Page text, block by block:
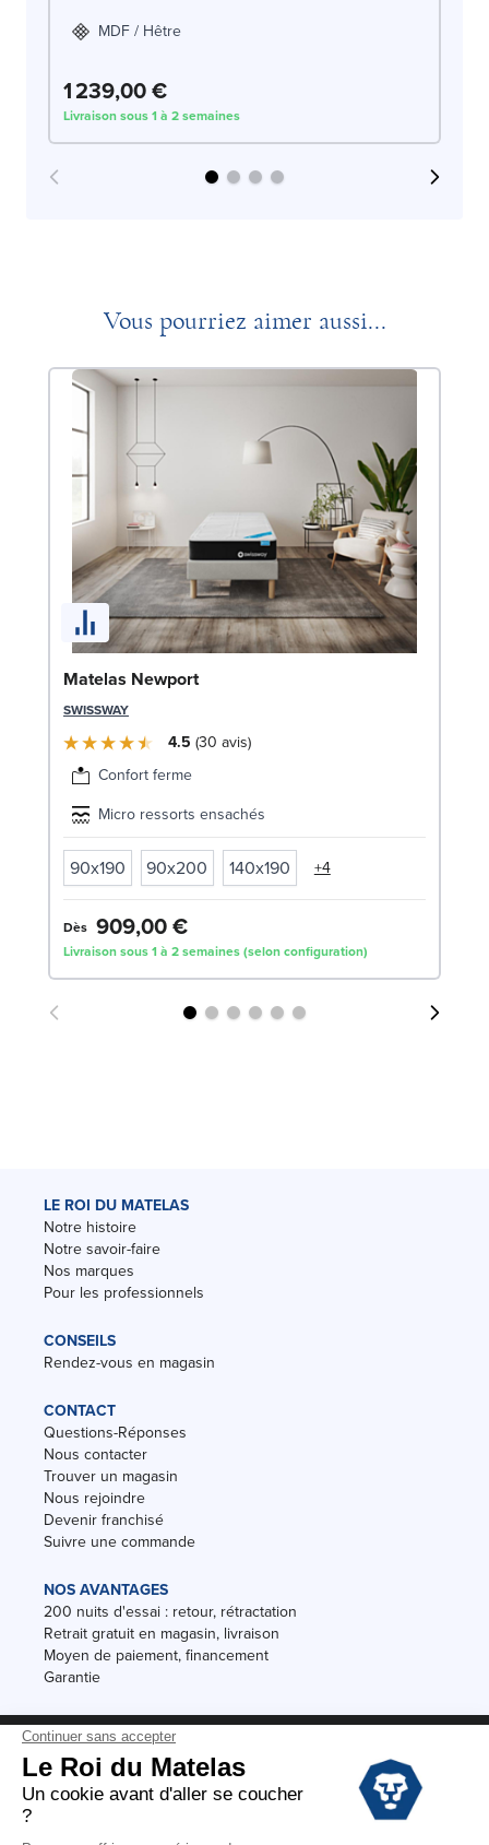
MDF / Hêtre
1 239,00 €
Livraison sous 1 à 2 semaines
Vous pourriez aimer aussi...
Matelas Newport
SWISSWAY
4.5 30 avis
Confort ferme
Micro ressorts ensachés
90x190 90x200 140x190 +4
Dès 909,00 €
Livraison sous 1 à 2 semaines (selon configuration)
LE ROI DU MATELAS
Notre histoire
Notre savoir-faire
Nos marques
Pour les professionnels
CONSEILS
Rendez-vous en magasin
CONTACT
Questions-Réponses
Nous contacter
Trouver un magasin
Nous rejoindre
Devenir franchisé
Suivre une commande
NOS AVANTAGES
200 nuits d'essai : retour, rétractation
Retrait gratuit en magasin, livraison
Moyen de paiement, financement
Garantie
Conditions des offres
Black Friday
Destockage